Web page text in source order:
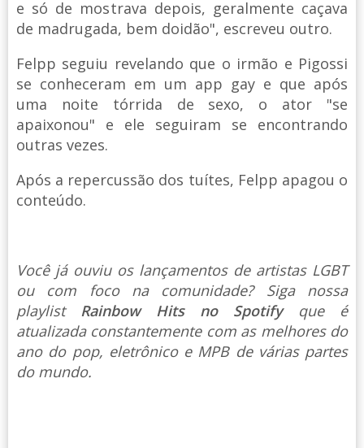
e só de mostrava depois, geralmente caçava
de madrugada, bem doidão", escreveu outro.
Felpp seguiu revelando que o irmão e Pigossi
se conheceram em um app gay e que após
uma noite tórrida de sexo, o ator "se
apaixonou" e ele seguiram se encontrando
outras vezes.
Após a repercussão dos tuítes, Felpp apagou o
conteúdo.
Você já ouviu os lançamentos de artistas LGBT
ou com foco na comunidade? Siga nossa
playlist Rainbow Hits no Spotify que é
atualizada constantemente com as melhores do
ano do pop, eletrônico e MPB de várias partes
do mundo.